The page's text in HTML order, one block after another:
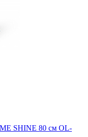
SHINE 80 см OL-